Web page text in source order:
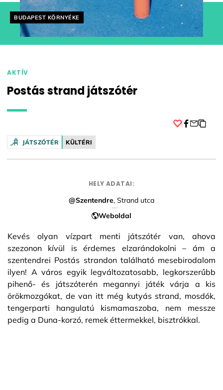
Helyszín címkék:
BUDAPEST KÖRNYÉKE
AKTÍV
Postás strand játszótér
JÁTSZÓTÉR KÜLTÉRI
HELY ADATAI:
@Szentendre, Strand utca
Weboldal
Kevés olyan vízpart menti játszótér van, ahova
szezonon kívül is érdemes elzarándokolni – ám a
szentendrei Postás strandon található mesebirodalom
ilyen! A város egyik legváltozatosabb, legkorszerűbb
pihenő- és játszóterén megannyi játék várja a kis
örökmozgókat, de van itt még kutyás strand, mosdók,
tengerparti hangulatú kismamaszoba, nem messze
pedig a Duna-korzó, remek éttermekkel, bisztrókkal.